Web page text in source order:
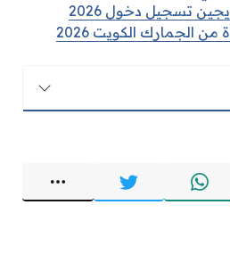
تسجيل دخول 2026
الجمارك الكويت 2026